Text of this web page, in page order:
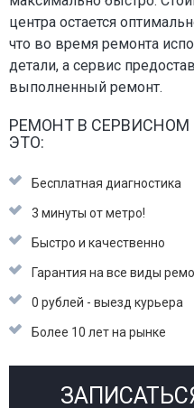
центра остается
что во время ремонта
детали, а сервис
выполненный ремонт.
РЕМОНТ В СЕРВИСНОМ
ЭТО:
Бесплатная диагностика
3 минуты от метро!
Быстро и качественно
Гарантия на все виды
0 рублей - выезд курьера
Более 10 лет на рынке